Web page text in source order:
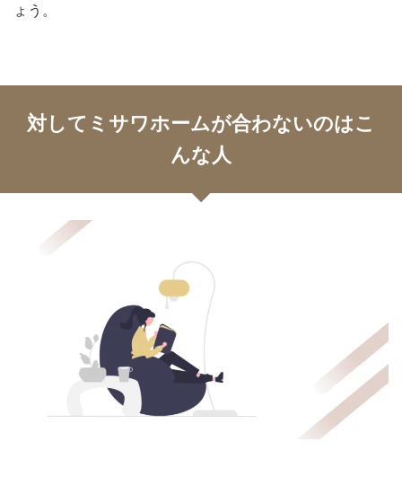
ょう。
対してミサワホームが合わないのはこ
んな人